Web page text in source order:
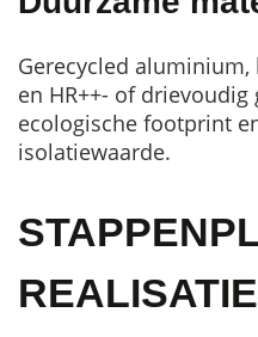
Gerecycled
en HR++- of
ecologische footprint
isolatiewaarde.
REALISATIE